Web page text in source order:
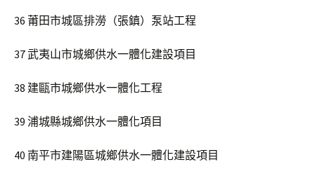
36 莆田市城區排澇（張鎮）泵站工程
37 武夷山市城鄉供水一體化建設項目
38 建甌市城鄉供水一體化工程
39 浦城縣城鄉供水一體化項目
40 南平市建陽區城鄉供水一體化建設項目